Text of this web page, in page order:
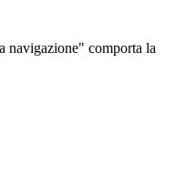
navigazione" comporta la